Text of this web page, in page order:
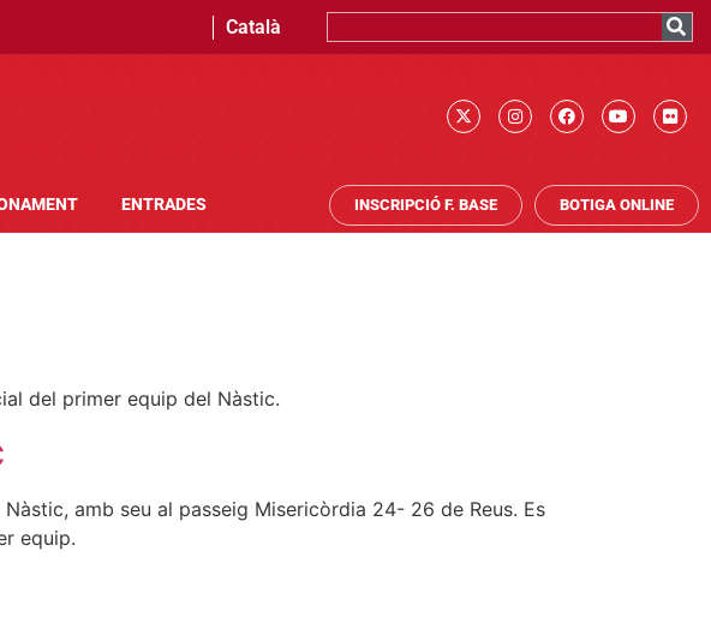
Català
ENTRADES INSCRIPCIÓ F. BASE BOTIGA ONLINE
del primer equip del Nàstic.
amb seu al passeig Misericòrdia 24- 26 de Reus. Es
equip.